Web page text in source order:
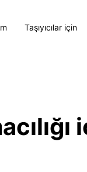
Taşıyıcılar için